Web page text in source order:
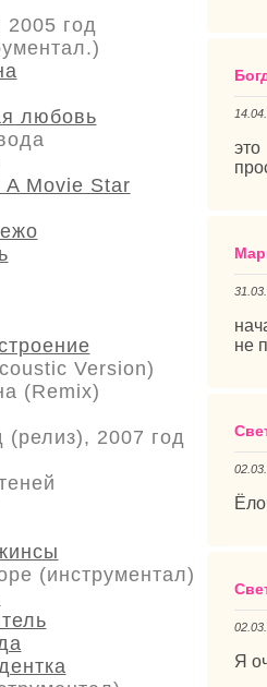
не
Я
2005 год
любовь
A Movie Star
Version)
(Remix)
(релиз), 2007 год
(инструментал)